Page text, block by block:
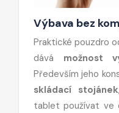
Výbava bez
Praktické pouzdro
dává možnost
Především jeho
skládací stojánek
tablet používat ve